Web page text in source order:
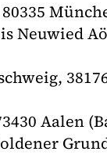
80335
Neuwied
Aalen